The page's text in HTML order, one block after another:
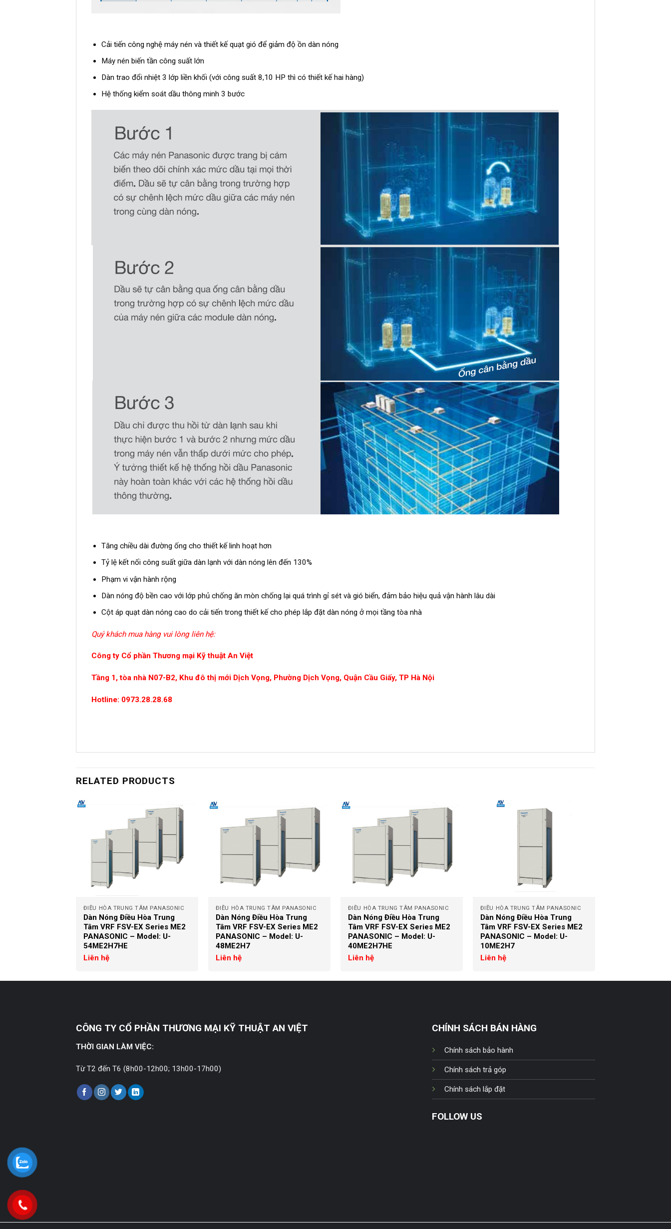
Cải tiến công nghệ máy nén và thiết kế quạt gió để giảm độ ồn dàn nóng
Máy nén biến tần công suất lớn
Dàn trao đổi nhiệt 3 lớp liền khối (với công suất 8,10 HP thì có thiết kế hai hàng)
Hệ thống kiểm soát dầu thông minh 3 bước
Tăng chiều dài đường ống cho thiết kế linh hoạt hơn
Tỷ lệ kết nối công suất giữa dàn lạnh với dàn nóng lên đến 130%
Phạm vi vận hành rộng
Dàn nóng độ bền cao với lớp phủ chống ăn mòn chống lại quá trình gỉ sét và gió biển, đảm bảo hiệu quả vận hành lâu dài
Cột áp quạt dàn nóng cao do cải tiến trong thiết kế cho phép lắp đặt dàn nóng ở mọi tầng tòa nhà
Quý khách mua hàng vui lòng liên hệ:
Công ty Cổ phần Thương mại Kỹ thuật An Việt
Tầng 1, tòa nhà N07-B2, Khu đô thị mới Dịch Vọng, Phường Dịch Vọng, Quận Cầu Giấy, TP Hà Nội
Hotline: 0973.28.28.68
RELATED PRODUCTS
ĐIỀU HÒA TRUNG TÂM PANASONIC
Dàn Nóng Điều Hòa Trung
Tâm VRF FSV-EX Series ME2
PANASONIC – Model: U-
54ME2H7HE
Liên hệ
ĐIỀU HÒA TRUNG TÂM PANASONIC
Dàn Nóng Điều Hòa Trung
Tâm VRF FSV-EX Series ME2
PANASONIC – Model: U-
48ME2H7
Liên hệ
ĐIỀU HÒA TRUNG TÂM PANASONIC
Dàn Nóng Điều Hòa Trung
Tâm VRF FSV-EX Series ME2
PANASONIC – Model: U-
40ME2H7HE
Liên hệ
ĐIỀU HÒA TRUNG TÂM PANASONIC
Dàn Nóng Điều Hòa Trung
Tâm VRF FSV-EX Series ME2
PANASONIC – Model: U-
10ME2H7
Liên hệ
CÔNG TY CỔ PHẦN THƯƠNG MẠI KỸ THUẬT AN VIỆT
THỜI GIAN LÀM VIỆC:
Từ T2 đến T6 (8h00-12h00; 13h00-17h00)
CHÍNH SÁCH BÁN HÀNG
Chính sách bảo hành
Chính sách trả góp
Chính sách lắp đặt
FOLLOW US